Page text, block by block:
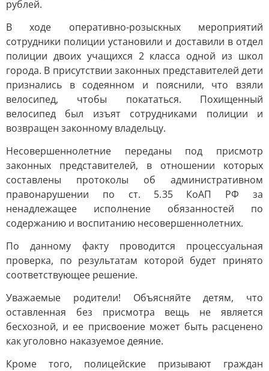
рублей.
В ходе оперативно-розыскных мероприятий
сотрудники полиции установили и доставили в отдел
полиции двоих учащихся 2 класса одной из школ
города. В присутствии законных представителей дети
признались в содеянном и пояснили, что взяли
велосипед, чтобы покататься. Похищенный
велосипед был изъят сотрудниками полиции и
возвращен законному владельцу.
Несовершеннолетние переданы под присмотр
законных представителей, в отношении которых
составлены протоколы об административном
правонарушении по ст. 5.35 КоАП РФ за
ненадлежащее исполнение обязанностей по
содержанию и воспитанию несовершеннолетних.
По данному факту проводится процессуальная
проверка, по результатам которой будет принято
соответствующее решение.
Уважаемые родители! Объясняйте детям, что
оставленная без присмотра вещь не является
бесхозной, и ее присвоение может быть расценено
как уголовно наказуемое деяние.
Кроме того, полицейские призывают граждан